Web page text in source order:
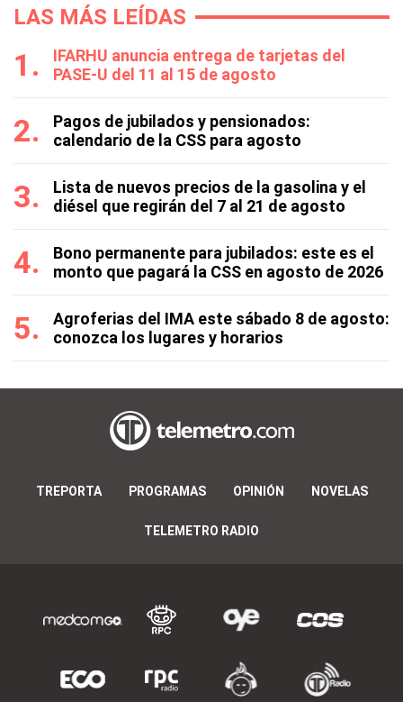
LAS MÁS LEÍDAS
IFARHU anuncia entrega de tarjetas del
PASE-U del 11 al 15 de agosto
Pagos de jubilados y pensionados:
calendario de la CSS para agosto
Lista de nuevos precios de la gasolina y el
diésel que regirán del 7 al 21 de agosto
Bono permanente para jubilados: este es el
monto que pagará la CSS en agosto de 2026
Agroferias del IMA este sábado 8 de agosto:
conozca los lugares y horarios
TREPORTA PROGRAMAS OPINIÓN NOVELAS
TELEMETRO RADIO